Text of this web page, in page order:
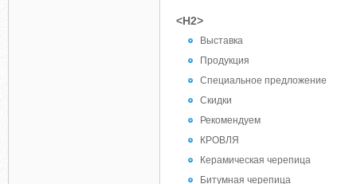
<H2>
Выставка
Продукция
Специальное предложение
Скидки
Рекомендуем
КРОВЛЯ
Керамическая черепица
Битумная черепица